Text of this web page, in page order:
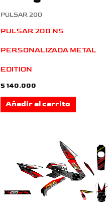
PULSAR 200
PULSAR 200 NS
PERSONALIZADA METAL
EDITION
$ 140.000
Añadir al carrito